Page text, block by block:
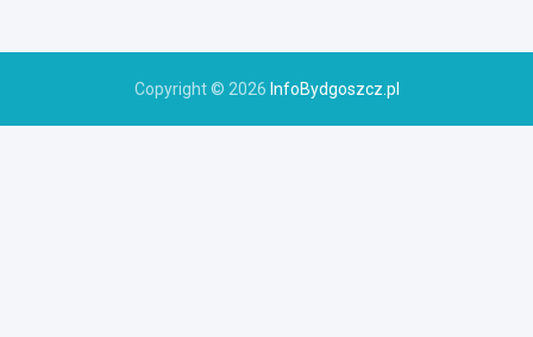
Copyright © 2026 InfoBydgoszcz.pl